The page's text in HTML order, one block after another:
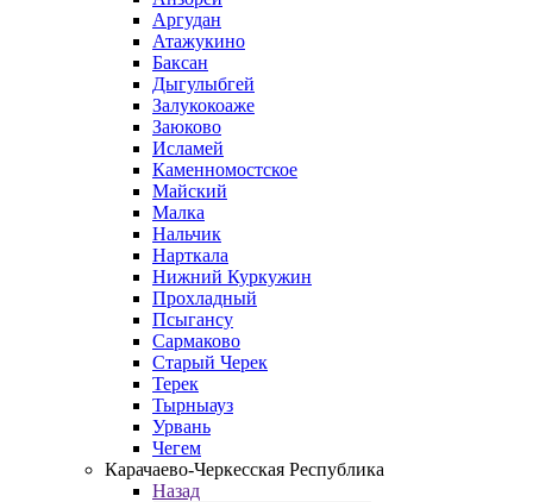
Аргудан
Атажукино
Баксан
Дыгулыбгей
Залукокоаже
Заюково
Исламей
Каменномостское
Майский
Малка
Нальчик
Нарткала
Нижний Куркужин
Прохладный
Псыгансу
Сармаково
Старый Черек
Терек
Тырныауз
Урвань
Чегем
Карачаево-Черкесская Республика
Назад